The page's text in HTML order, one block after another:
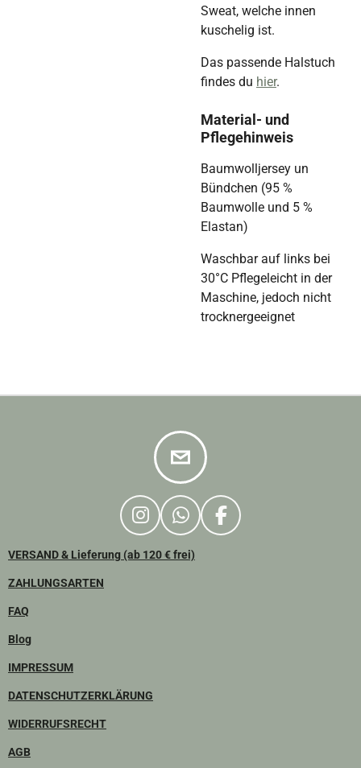
Sweat, welche innen
kuschelig ist.
Das passende Halstuch
findes du hier.
Material- und
Pflegehinweis
Baumwolljersey un
Bündchen (95 %
Baumwolle und 5 %
Elastan)
Waschbar auf links bei
30°C Pflegeleicht in der
Maschine, jedoch nicht
trocknergeeignet
I
S
W
A
F
VERSAND & Lieferung (ab 120 € frei)
ZAHLUNGSARTEN
FAQ
Blog
IMPRESSUM
DATENSCHUTZERKLÄRUNG
WIDERRUFSRECHT
AGB